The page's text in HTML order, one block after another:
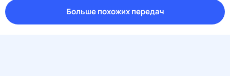
Больше похожих передач